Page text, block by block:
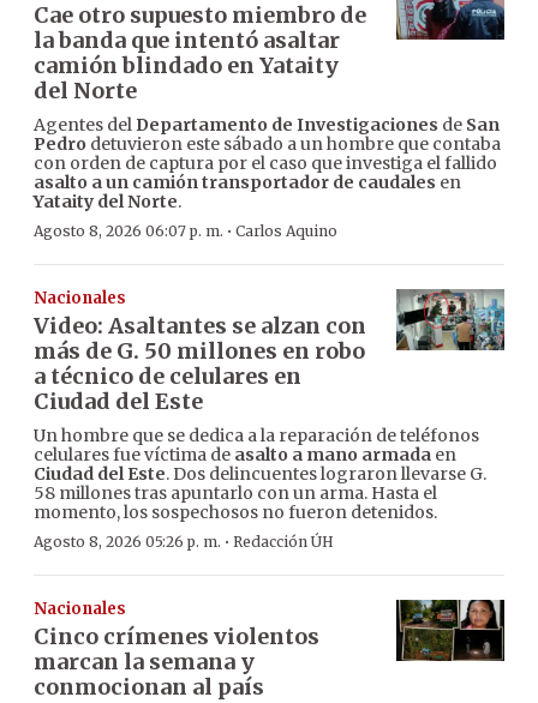
Cae otro supuesto miembro de
la banda que intentó asaltar
camión blindado en Yataity
del Norte
Agentes del Departamento de Investigaciones de San
Pedro detuvieron este sábado a un hombre que contaba
con orden de captura por el caso que investiga el fallido
asalto a un camión transportador de caudales en
Yataity del Norte.
Agosto 8, 2026 06:07 p. m. · Carlos Aquino
Nacionales
Video: Asaltantes se alzan con
más de G. 50 millones en robo
a técnico de celulares en
Ciudad del Este
Un hombre que se dedica a la reparación de teléfonos
celulares fue víctima de asalto a mano armada en
Ciudad del Este. Dos delincuentes lograron llevarse G.
58 millones tras apuntarlo con un arma. Hasta el
momento, los sospechosos no fueron detenidos.
Agosto 8, 2026 05:26 p. m. · Redacción ÚH
Nacionales
Cinco crímenes violentos
marcan la semana y
conmocionan al país